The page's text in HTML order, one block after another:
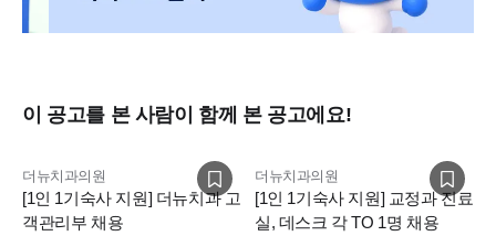
이 공고를 본 사람이 함께 본 공고에요!
더뉴치과의원
[1인 1기숙사 지원] 더뉴치과 고
객관리부 채용
더뉴치과의원
[1인 1기숙사 지원] 교정과 진료
실, 데스크 각 TO 1명 채용